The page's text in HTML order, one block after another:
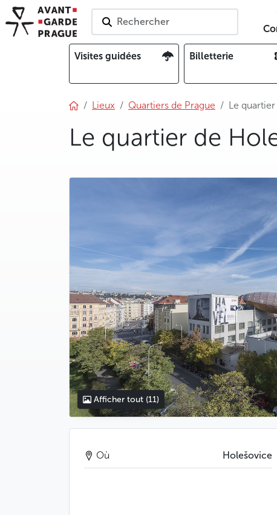
Rechercher
Visites guidées Billetterie
Lieux Quartiers de Prague Le
Le quartier de
photo 5
photo 6
photo 7
photo 8
photo 9
photo 10
photo 11
Afficher tout (11)
Où Holešovice